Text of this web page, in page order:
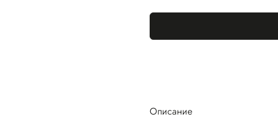
Описание